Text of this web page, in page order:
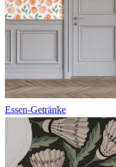
Essen-Getränke